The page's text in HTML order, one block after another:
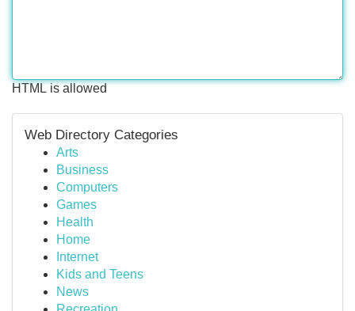
HTML is allowed
Web Directory Categories
Arts
Business
Computers
Games
Health
Home
Internet
Kids and Teens
News